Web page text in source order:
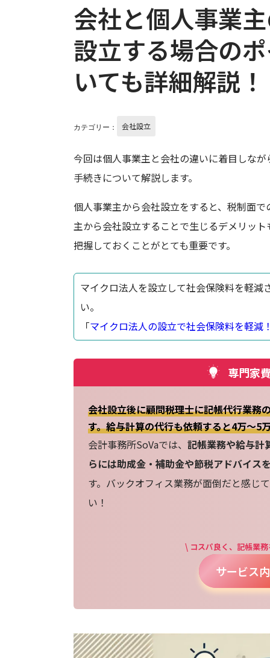
会社と個人事業
設立する場合の
いても詳細解説！
カテゴリー： 会社設立
今回は個人事業主と会社の違いに着目しな
手続きについて解説します。
個人事業主から会社設立をすると、税制面
主から会社設立することで生じるデメリッ
把握しておくことがとても重要です。
マイクロ法人を設立して社会保険料を軽
い。
「マイクロ法人の設立で社会保険料を軽減
専門家
会社設立後に顧問税理士に記帳代行業務
す。給与計算の代行も依頼すると4万～5
会計事務所SoVaでは、 記帳業務や給与計
らには助成金・補助金や節税アドバイス
す。バックオフィス業務が面倒だと感じ
い！
\ コスパ良く、記帳業
サービス